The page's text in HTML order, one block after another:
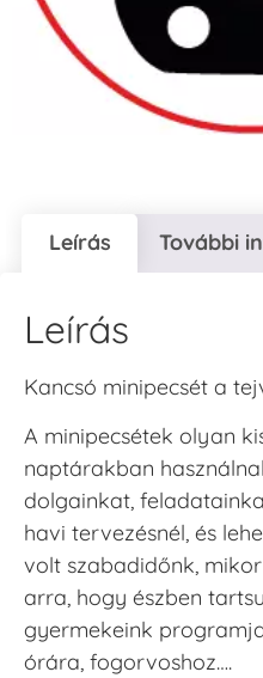
Leírás További
Leírás
Kancsó minipecsét a
A minipecsétek olyan
naptárakban
dolgainkat,
havi tervezésnél, és
volt szabadidőnk,
arra, hogy észben
gyermekeink
órára, fogorvoshoz….